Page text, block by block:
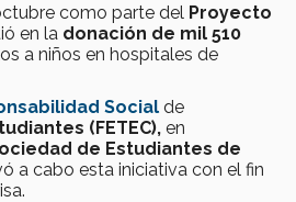
como parte del Proyecto
en la donación de mil 510
a niños en hospitales de
Social de
(FETEC), en
de Estudiantes de
a cabo esta iniciativa con el fin